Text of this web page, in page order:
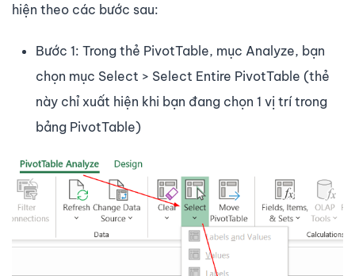
hiện theo các bước sau:
Bước 1: Trong thẻ PivotTable, mục Analyze, bạn
chọn mục Select > Select Entire PivotTable (thẻ
này chỉ xuất hiện khi bạn đang chọn 1 vị trí trong
bảng PivotTable)